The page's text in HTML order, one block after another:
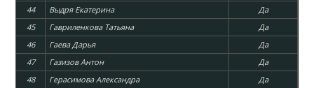
44
Выдря Екатерина
Да
45
Гавриленкова Татьяна
Да
46
Гаева Дарья
Да
47
Газизов Антон
Да
48
Герасимова Александра
Да